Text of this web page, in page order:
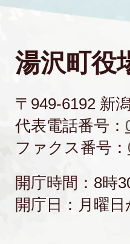
湯沢町役
〒949-6192 新
代表電話番号：
ファクス番号：
開庁時間：8時
開庁日：月曜